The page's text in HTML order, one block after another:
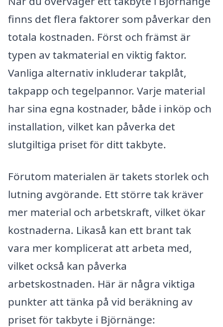
finns det flera faktorer som påverkar den
totala kostnaden. Först och främst är
typen av takmaterial en viktig faktor.
Vanliga alternativ inkluderar takplåt,
takpapp och tegelpannor. Varje material
har sina egna kostnader, både i inköp och
installation, vilket kan påverka det
slutgiltiga priset för ditt takbyte.
Förutom materialen är takets storlek och
lutning avgörande. Ett större tak kräver
mer material och arbetskraft, vilket ökar
kostnaderna. Likaså kan ett brant tak
vara mer komplicerat att arbeta med,
vilket också kan påverka
arbetskostnaden. Här är några viktiga
punkter att tänka på vid beräkning av
priset för takbyte i Björnänge: